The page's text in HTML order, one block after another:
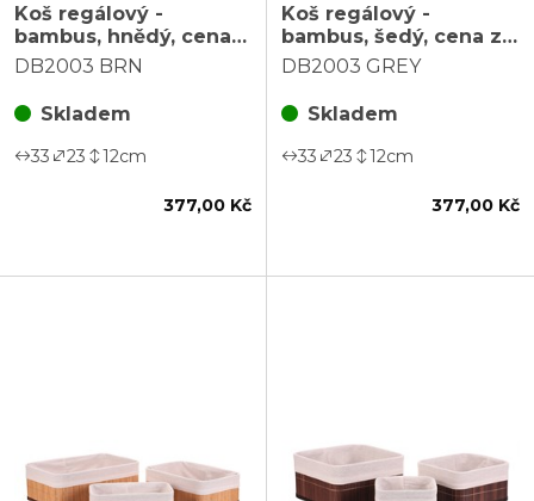
Koš regálový -
bambus, hnědý, cena
za sadu 3 ks
DB2003 BRN
Skladem
33 23 12cm
377,00 Kč
Koš regálový -
bambus, šedý, cena za
sadu 3 ks
DB2003 GREY
Skladem
33 23 12cm
377,00 Kč